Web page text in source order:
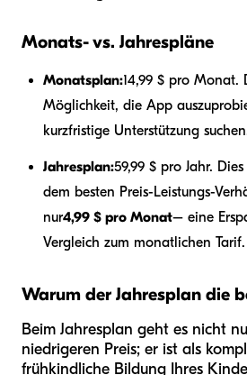
Monats- vs. Jahrespläne
Monatsplan:14,99 $ pro Monat.
Möglichkeit, die App
kurzfristige Unterstützung
Jahresplan:59,99 $ pro Jahr.
dem besten Preis-Leistungs-
nur4,99 $ pro Monat– eine
Vergleich zum monatlichen Tarif.
Warum der Jahresplan die
Beim Jahresplan geht es nicht
niedrigeren Preis; er ist als
frühkindliche Bildung Ihres